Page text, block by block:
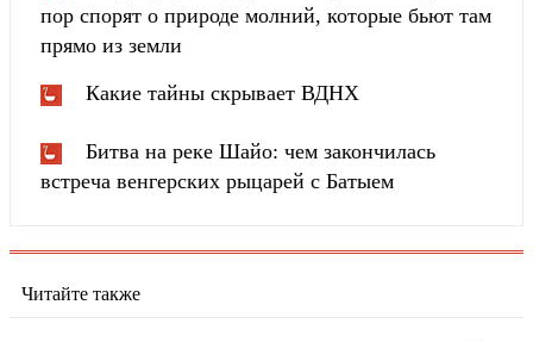
пор спорят о природе молний, которые бьют там
прямо из земли
Какие тайны скрывает ВДНХ
Битва на реке Шайо: чем закончилась
встреча венгерских рыцарей с Батыем
Читайте также